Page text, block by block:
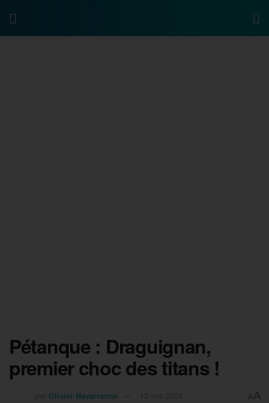
Pétanque : Draguignan,
premier choc des titans !
Olivier Navarranne AA